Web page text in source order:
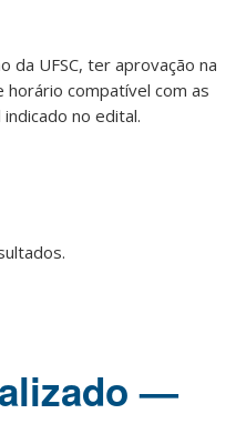
da UFSC, ter aprovação na
horário compatível com as
no edital.
—